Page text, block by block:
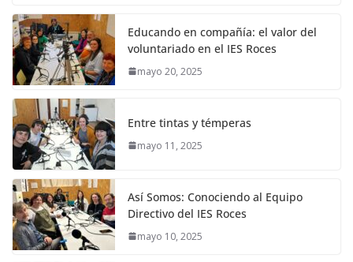
Educando en compañía: el valor del
voluntariado en el IES Roces
mayo 20, 2025
Entre tintas y témperas
mayo 11, 2025
Así Somos: Conociendo al Equipo
Directivo del IES Roces
mayo 10, 2025